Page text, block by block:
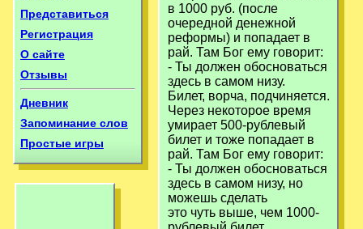
Представиться
Регистрация
О сайте
Отзывы
Дневник
Запоминание слов
Простые игры
банковский билет
в 1000 руб.
в 1000 руб.
в 1000 руб. (после
очередной денежной
реформы) и попадает в
рай. Там Бог ему говорит:
- Ты должен обосноваться
здесь в самом низу.
Билет, ворча, подчиняется.
Через некоторое время
умирает 500-рублевый
билет и тоже попадает в
рай. Там Бог ему говорит:
- Ты должен обосноваться
здесь в самом низу, но
можешь сделать
это чуть выше, чем 1000-